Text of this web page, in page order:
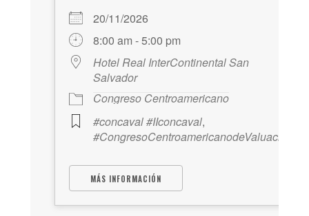
20/11/2026
8:00 am - 5:00 pm
Hotel Real InterContinental San
Salvador
Congreso Centroamericano
#concaval #IIconcaval,
#CongresoCentroamericanodeValuación
MÁS INFORMACIÓN